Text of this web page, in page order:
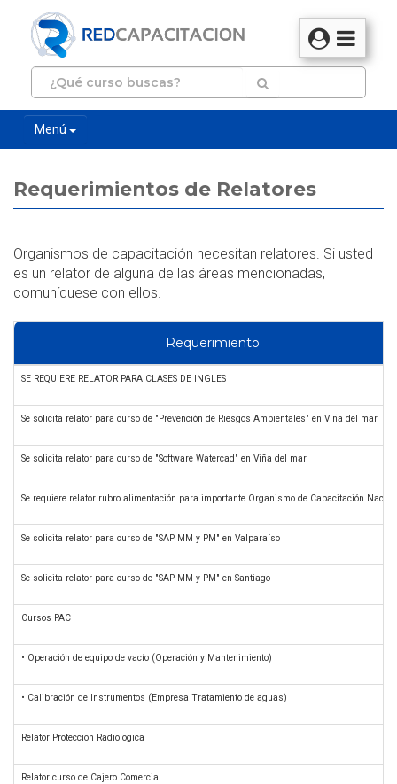
Menú
Requerimientos de Relatores
Organismos de capacitación necesitan relatores. Si usted
es un relator de alguna de las áreas mencionadas,
comuníquese con ellos.
Requerimiento
SE REQUIERE RELATOR PARA CLASES DE INGLES
Se solicita relator para curso de "Prevención de Riesgos Ambientales" en Viña del mar
Se solicita relator para curso de "Software Watercad" en Viña del mar
Se requiere relator rubro alimentación para importante Organismo de Capacitación
Se solicita relator para curso de "SAP MM y PM" en Valparaíso
Se solicita relator para curso de "SAP MM y PM" en Santiago
Cursos PAC
• Operación de equipo de vacío (Operación y Mantenimiento)
• Calibración de Instrumentos (Empresa Tratamiento de aguas)
Relator Proteccion Radiologica
Relator curso de Cajero Comercial